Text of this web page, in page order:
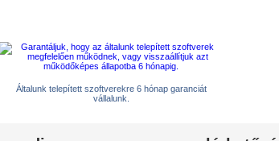
Általunk telepített szoftverekre 6 hónap garanciát
vállalunk.